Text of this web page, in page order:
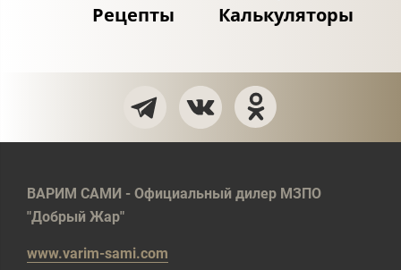
Рецепты Калькуляторы
ВАРИМ САМИ - Официальный дилер МЗПО
"Добрый Жар"
www.varim-sami.com